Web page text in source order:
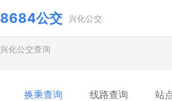
8684公交 兴化公交
兴化公交查询
换乘查询 线路查询 站